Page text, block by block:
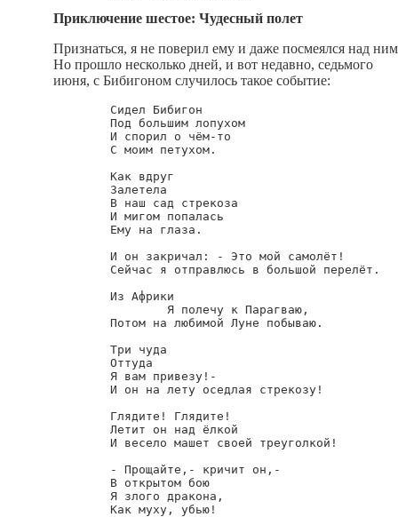
Приключение шестое: Чудесный полет
Признаться, я не поверил ему и даже посмеялся над
Но прошло несколько дней, и вот недавно, седьмого
июня, с Бибигоном случилось такое событие:
        Сидел Бибигон
        Под большим лопухом
        И спорил о чём-то
        С моим петухом.
        Как вдруг
        Залетела
        В наш сад стрекоза
        И мигом попалась
        Ему на глаза.
        И он закричал: - Это мой самолёт!
        Сейчас я отправлюсь в большой перелёт.
        Из Африки
                Я полечу к Парагваю,
        Потом на любимой Луне побываю.
        Три чуда
        Оттуда
        Я вам привезу!-
        И он на лету оседлая стрекозу!
        Глядите! Глядите!
        Летит он над ёлкой
        И весело машет своей треуголкой!
        - Прощайте,- кричит он,-
        В открытом бою
        Я злого дракона,
        Как муху, убью!